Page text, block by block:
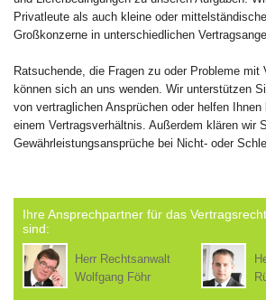
Privatleute als auch kleine oder
Großkonzerne in unterschiedlichen
Ratsuchende, die Fragen zu oder Probleme mit
können sich an uns wenden. Wir unterstützen
von vertraglichen Ansprüchen oder helfen Ihnen
einem Vertragsverhältnis. Außerdem klären wir
Gewährleistungsansprüche bei Nicht- oder
Ihre Ansprechpartner für das
sind:
Herr Rechtsanwalt
Wolfgang Föhr